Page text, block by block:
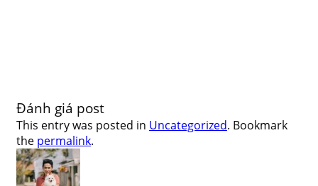
Đánh giá post
This entry was posted in Uncategorized. Bookmark
the permalink.